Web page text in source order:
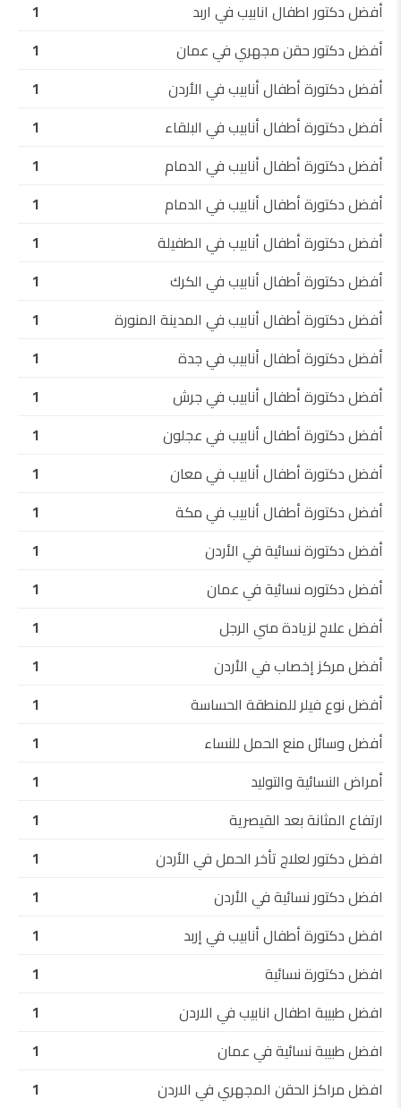
أفضل دكتور اطفال انابيب في اربد
1
أفضل دكتور حقن مجهري في عمان
1
أفضل دكتورة أطفال أنابيب في الأردن
1
أفضل دكتورة أطفال أنابيب في البلقاء
1
أفضل دكتورة أطفال أنابيب في الدمام
1
أفضل دكتورة أطفال أنابيب في الدمام
1
أفضل دكتورة أطفال أنابيب في الطفيلة
1
أفضل دكتورة أطفال أنابيب في الكرك
1
أفضل دكتورة أطفال أنابيب في المدينة المنورة
1
أفضل دكتورة أطفال أنابيب في جدة
1
أفضل دكتورة أطفال أنابيب في جرش
1
أفضل دكتورة أطفال أنابيب في عجلون
1
أفضل دكتورة أطفال أنابيب في معان
1
أفضل دكتورة أطفال أنابيب في مكة
1
أفضل دكتورة نسائية في الأردن
1
أفضل دكتوره نسائية في عمان
1
أفضل علاج لزيادة مني الرجل
1
أفضل مركز إخصاب في الأردن
1
أفضل نوع فيلر للمنطقة الحساسة
1
أفضل وسائل منع الحمل للنساء
1
أمراض النسائية والتوليد
1
ارتفاع المثانة بعد القيصرية
1
افضل دكتور لعلاج تأخر الحمل في الأردن
1
افضل دكتور نسائية في الأردن
1
افضل دكتورة أطفال أنابيب في إربد
1
افضل دكتورة نسائية
1
افضل طبيبة اطفال انابيب في الاردن
1
افضل طبيبة نسائية في عمان
1
افضل مراكز الحقن المجهري في الاردن
1